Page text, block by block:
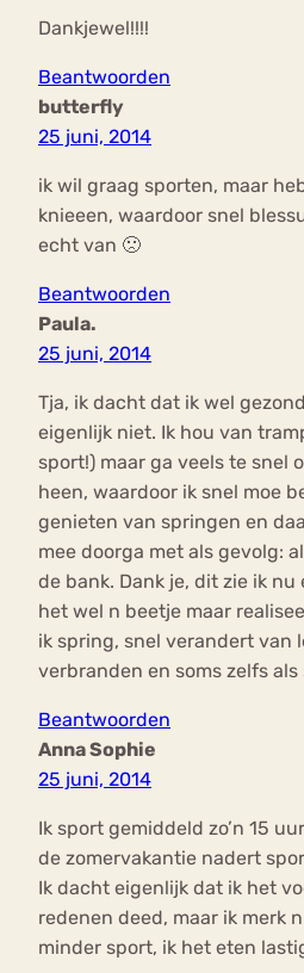
Dankjewel!!!!
Beantwoorden
butterfly
25 juni, 2014
ik wil graag sporten, maar
knieeen, waardoor snel
echt van 🙁
Beantwoorden
Paula.
25 juni, 2014
Tja, ik dacht dat ik wel
eigenlijk niet. Ik hou van
sport!) maar ga veels te snel
heen, waardoor ik snel moe
genieten van springen en
mee doorga met als gevolg:
de bank. Dank je, dit zie ik
het wel n beetje maar
ik spring, snel verandert van
verbranden en soms zelfs
Beantwoorden
Anna Sophie
25 juni, 2014
Ik sport gemiddeld zo’n 15
de zomervakantie nadert
Ik dacht eigenlijk dat ik het
redenen deed, maar ik merk
minder sport, ik het eten